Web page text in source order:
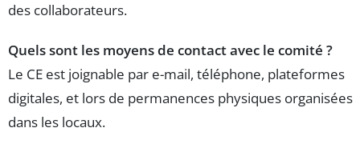
des collaborateurs.
Quels sont les moyens de contact avec le comité ?
Le CE est joignable par e-mail, téléphone, plateformes
digitales, et lors de permanences physiques organisées
dans les locaux.